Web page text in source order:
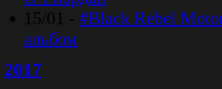
15/01 - #Black Rebel
альбом
2017